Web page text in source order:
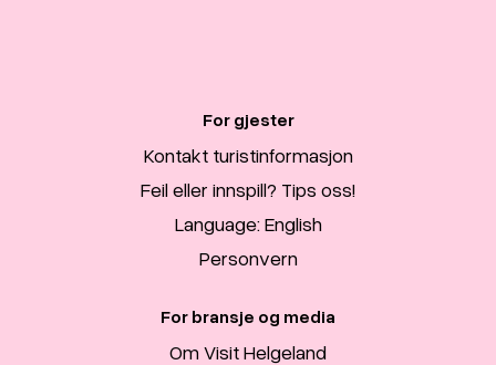
For gjester
Kontakt turistinformasjon
Feil eller innspill? Tips oss!
Language: English
Personvern
For bransje og media
Om Visit Helgeland